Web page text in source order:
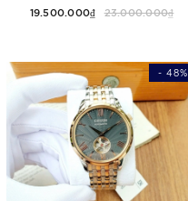
19.500.000₫ 23.000.000₫
- 48%